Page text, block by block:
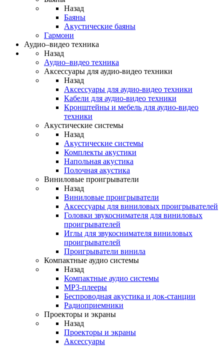
Назад
Баяны
Акустические баяны
Гармони
Аудио–видео техника
Назад
Аудио–видео техника
Аксессуары для аудио-видео техники
Назад
Аксессуары для аудио-видео техники
Кабели для аудио-видео техники
Кронштейны и мебель для аудио-видео
техники
Акустические системы
Назад
Акустические системы
Комплекты акустики
Напольная акустика
Полочная акустика
Виниловые проигрыватели
Назад
Виниловые проигрыватели
Аксессуары для виниловых проигрывателей
Головки звукоснимателя для виниловых
проигрывателей
Иглы для звукоснимателя виниловых
проигрывателей
Проигрыватели винила
Компактные аудио системы
Назад
Компактные аудио системы
MP3-плееры
Беспроводная акустика и док-станции
Радиоприемники
Проекторы и экраны
Назад
Проекторы и экраны
Аксессуары